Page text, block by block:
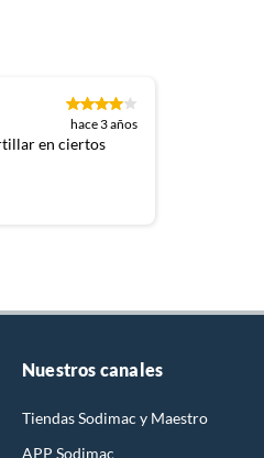
hace 3 años
en ciertos
Nuestros canales
Tiendas Sodimac y Maestro
APP Sodimac